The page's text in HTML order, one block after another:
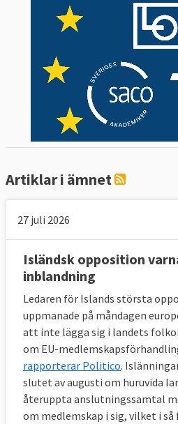
Artiklar i ämnet
27 juli 2026
Isländsk opposition
inblandning
Ledaren för Islands största
uppmanade på måndagen
att inte lägga sig i landets
om EU-
rapporterar Politico.
slutet av augusti om huruvida
återuppta anslutningssamtal
om medlemskap i sig, vilket i så